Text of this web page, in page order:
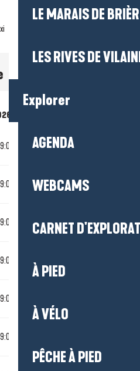
LE MARAIS DE
LES RIVES DE
Explorer
AGENDA
WEBCAMS
CARNET
À PIED
À VÉLO
PÊCHE À PIED
2026